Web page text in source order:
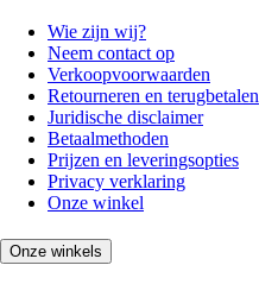
Wie zijn wij?
Neem contact op
Verkoopvoorwaarden
Retourneren en terugbetalen
Juridische disclaimer
Betaalmethoden
Prijzen en leveringsopties
Privacy verklaring
Onze winkel
Onze winkels